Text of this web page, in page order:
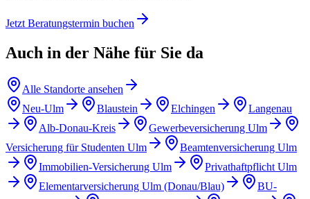
Jetzt Beratungstermin buchen
Auch in der Nähe für Sie da
Alle Standorte ansehen
Neu-Ulm
Blaustein Elchingen
Langenau
Alb-Donau-Kreis
Gewerbeversicherung Ulm
Versicherung für Studenten Ulm
Beamtenversicherung Ulm
Immobilien-Versicherung Ulm
Privathaftpflicht Ulm
Elementarversicherung Ulm (Donau/Blau)
BU-